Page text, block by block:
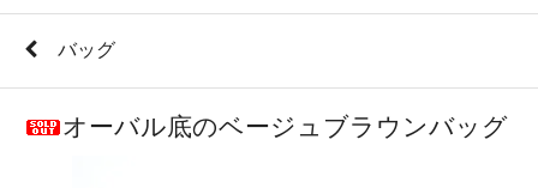
バッグ
オーバル底のベージュブラウンバッグ